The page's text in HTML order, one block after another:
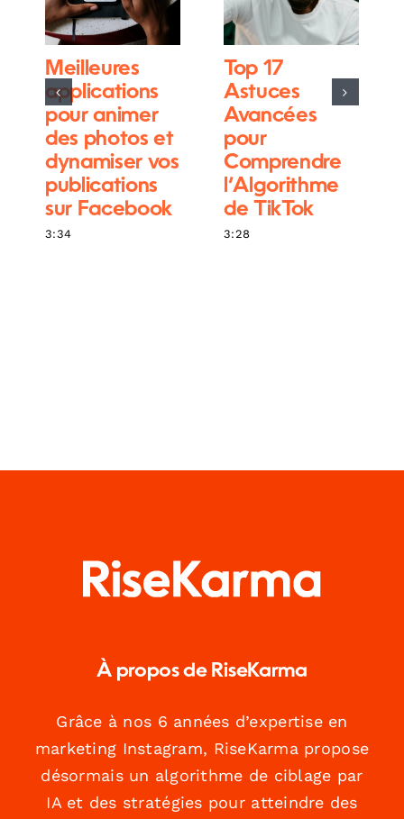
Meilleures
applications
pour animer
des photos et
dynamiser vos
publications
sur Facebook
3:34
Top 17
Astuces
Avancées
pour
Comprendre
l’Algorithme
de TikTok
3:28
À propos de RiseKarma
Grâce à nos 6 années d’expertise en
marketing Instagram, RiseKarma propose
désormais un algorithme de ciblage par
IA et des stratégies pour atteindre des